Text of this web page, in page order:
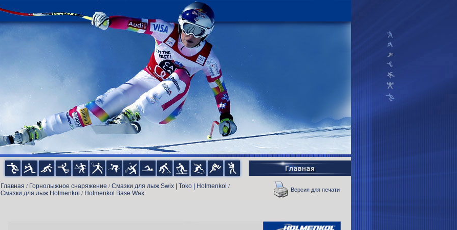
Главная / Горнолыжное снаряжение / Смазки для лыж Swix | Toko | Holmenkol /
Смазки для лыж Holmenkol / Holmenkol Base Wax Версия для печати